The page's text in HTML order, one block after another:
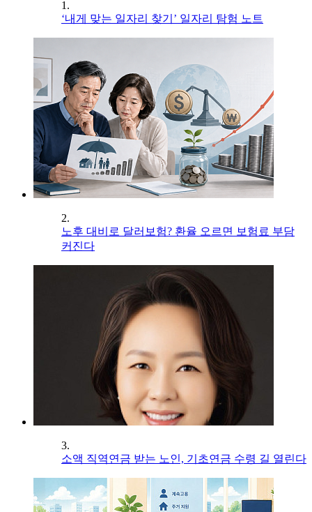
1.
‘내게 맞는 일자리 찾기’ 일자리 탐험 노트
2.
노후 대비로 달러보험? 환율 오르면 보험료 부담
커진다
3.
소액 직역연금 받는 노인, 기초연금 수령 길 열린다